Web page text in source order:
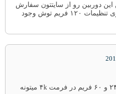
دوربین رو از سایتتون سفارش
دادم راضی هستم فقط چرا تو‌منوی تنظیمات ۱۲۰ فریم توش وجود
این دوربین با فرمت های ۲۴،۳۰ و ۶۰ فریم در فرمت ۴k میتونه